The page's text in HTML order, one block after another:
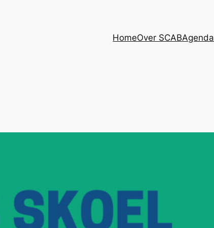
HomeOver SCABAgenda